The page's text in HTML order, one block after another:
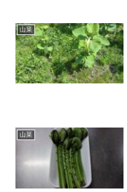
山菜
山菜